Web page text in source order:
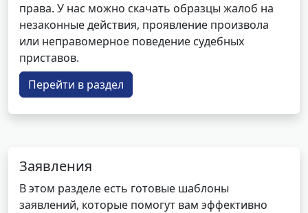
права. У нас можно скачать образцы жалоб на
незаконные действия, проявление произвола
или неправомерное поведение судебных
приставов.
Перейти в раздел
Заявления
В этом разделе есть готовые шаблоны
заявлений, которые помогут вам эффективно